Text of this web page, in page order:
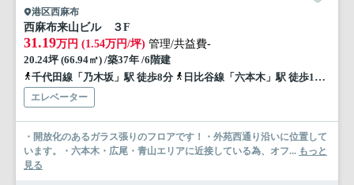
港区西麻布
西麻布来山ビル ３F
31.19万円 (1.54万円/坪) 管理/共益費-
20.24坪 (66.94㎡) /築37年 /6階建
千代田線「乃木坂」駅 徒歩8分
日比谷線「六本木」駅 徒歩13分
エレベーター
・開放化のあるガラス張りのフロアです！・外苑西通り沿いに位置して
います。・六本木・広尾・青山エリアに近接している為、オフ... もっと
見る